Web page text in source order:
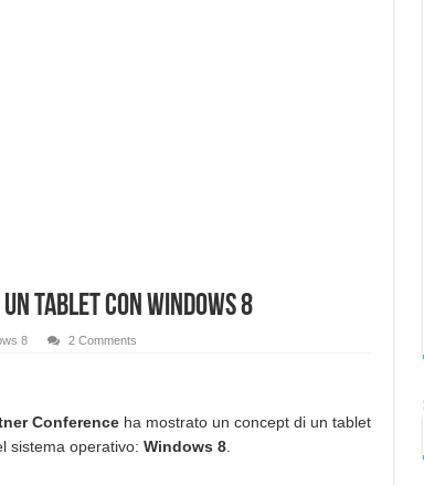
tablet con Windows 8
8 2 Comments
Conference ha mostrato un concept di un tablet
sistema operativo: Windows 8.